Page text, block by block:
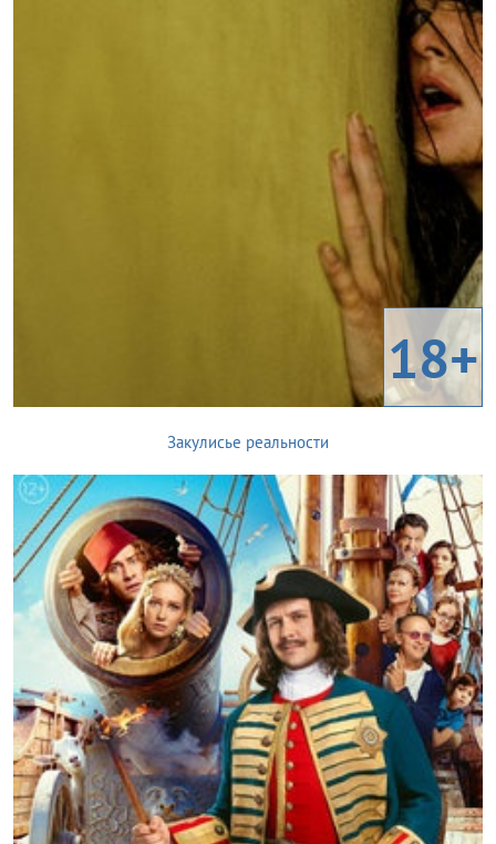
18+
Закулисье реальности